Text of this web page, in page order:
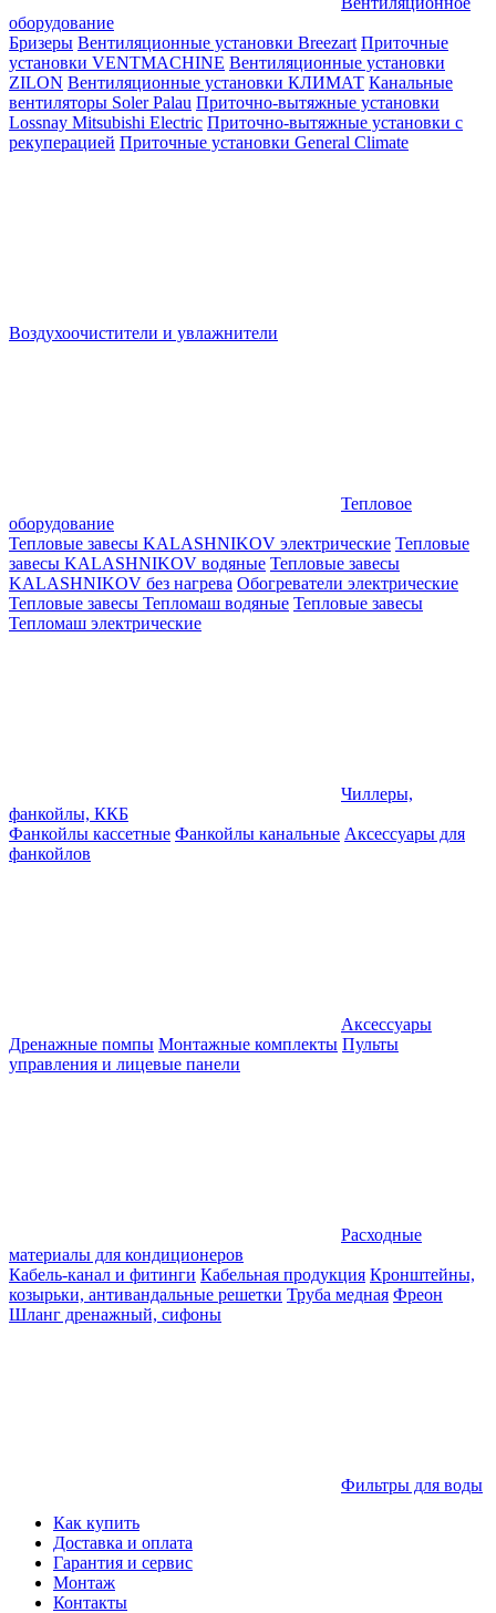
оборудование
Бризеры Вентиляционные установки Breezart Приточные
установки VENTMACHINE Вентиляционные установки
ZILON Вентиляционные установки КЛИМАТ Канальные
вентиляторы Soler Palau Приточно-вытяжные установки
Lossnay Mitsubishi Electric Приточно-вытяжные установки с
рекуперацией Приточные установки General Climate
Воздухоочистители и увлажнители
Тепловое
оборудование
Тепловые завесы KALASHNIKOV электрические Тепловые
завесы KALASHNIKOV водяные Тепловые завесы
KALASHNIKOV без нагрева Обогреватели электрические
Тепловые завесы Тепломаш водяные Тепловые завесы
Тепломаш электрические
Чиллеры,
фанкойлы, ККБ
Фанкойлы кассетные Фанкойлы канальные Аксессуары для
фанкойлов
Аксессуары
Дренажные помпы Монтажные комплекты Пульты
управления и лицевые панели
Расходные
материалы для кондиционеров
Кабель-канал и фитинги Кабельная продукция Кронштейны,
козырьки, антивандальные решетки Труба медная Фреон
Шланг дренажный, сифоны
Фильтры для воды
Как купить
Доставка и оплата
Гарантия и сервис
Монтаж
Контакты